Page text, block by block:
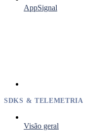
AppSignal
SDKS & TELEMETRIA
Visão geral